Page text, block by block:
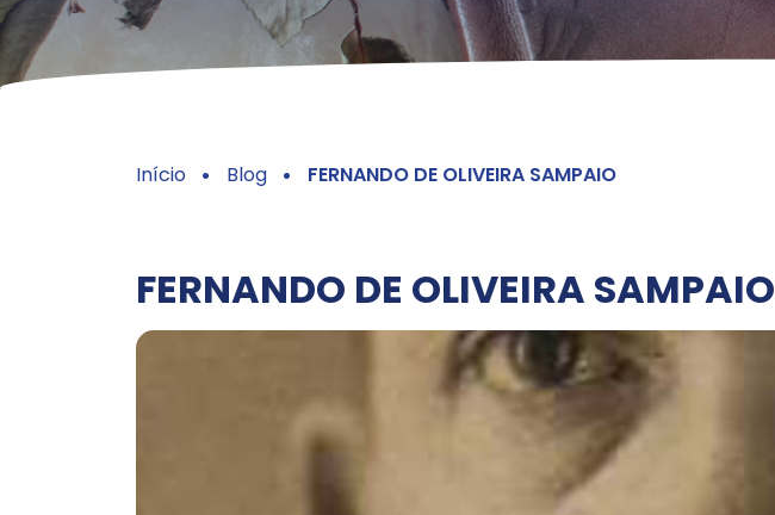
Início Blog FERNANDO DE OLIVEIRA SAMPAIO
FERNANDO DE OLIVEIRA SAMPAIO